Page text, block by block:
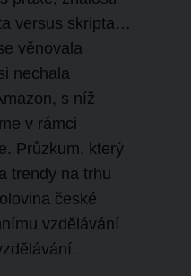
versus skripta…
věnovala
nechala
s níž
v rámci
Průzkum, který
trendy na trhu
české
vzdělávání